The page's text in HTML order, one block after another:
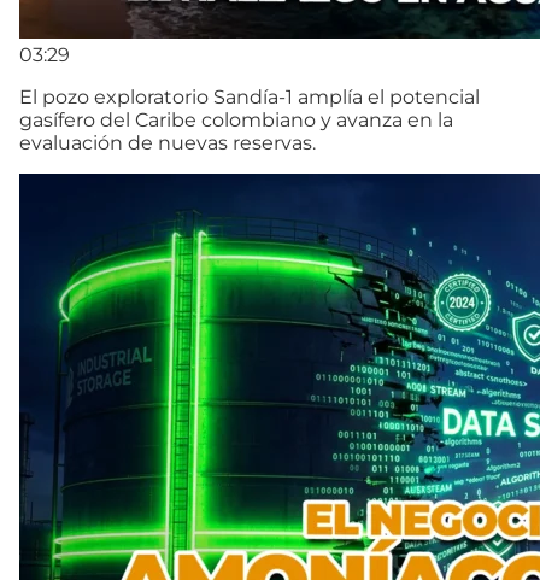
03:29
El pozo exploratorio Sandía-1 amplía el potencial
gasífero del Caribe colombiano y avanza en la
evaluación de nuevas reservas.